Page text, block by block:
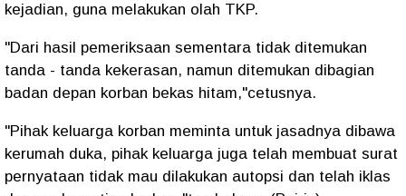
kejadian, guna melakukan olah TKP.
"Dari hasil pemeriksaan sementara tidak ditemukan
tanda - tanda kekerasan, namun ditemukan dibagian
badan depan korban bekas hitam,"cetusnya.
"Pihak keluarga korban meminta untuk jasadnya dibawa
kerumah duka, pihak keluarga juga telah membuat surat
pernyataan tidak mau dilakukan autopsi dan telah iklas